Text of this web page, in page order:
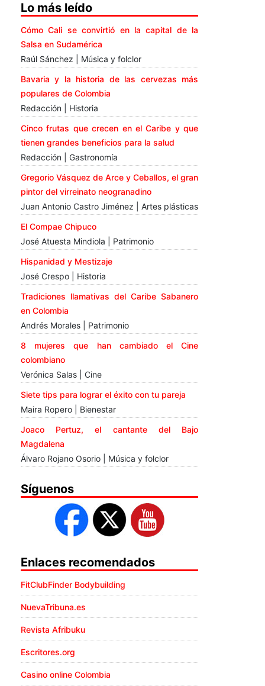
Lo más leído
Cómo Cali se convirtió en la capital de la
Salsa en Sudamérica
Raúl Sánchez | Música y folclor
Bavaria y la historia de las cervezas más
populares de Colombia
Redacción | Historia
Cinco frutas que crecen en el Caribe y que
tienen grandes beneficios para la salud
Redacción | Gastronomía
Gregorio Vásquez de Arce y Ceballos, el gran
pintor del virreinato neogranadino
Juan Antonio Castro Jiménez | Artes plásticas
El Compae Chipuco
José Atuesta Mindiola | Patrimonio
Hispanidad y Mestizaje
José Crespo | Historia
Tradiciones llamativas del Caribe Sabanero
en Colombia
Andrés Morales | Patrimonio
8 mujeres que han cambiado el Cine
colombiano
Verónica Salas | Cine
Siete tips para lograr el éxito con tu pareja
Maira Ropero | Bienestar
Joaco Pertuz, el cantante del Bajo
Magdalena
Álvaro Rojano Osorio | Música y folclor
Síguenos
Enlaces recomendados
FitClubFinder Bodybuilding
NuevaTribuna.es
Revista Afribuku
Escritores.org
Casino online Colombia